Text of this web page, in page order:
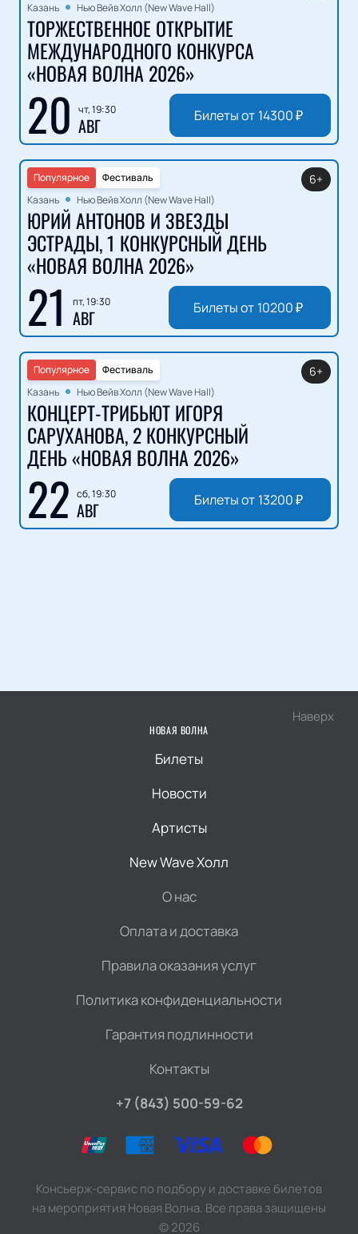
Казань
Нью Вейв Холл (New Wave Hall)
ТОРЖЕСТВЕННОЕ ОТКРЫТИЕ
МЕЖДУНАРОДНОГО КОНКУРСА
«НОВАЯ ВОЛНА 2026»
20 чт, 19:30
АВГ Билеты от 14300₽
Фестиваль
Популярное
Казань
Нью Вейв Холл (New Wave Hall)
ЮРИЙ АНТОНОВ И ЗВЕЗДЫ
ЭСТРАДЫ, 1 КОНКУРСНЫЙ ДЕНЬ
«НОВАЯ ВОЛНА 2026»
21 пт, 19:30
АВГ
6+
Билеты от 10200₽
Фестиваль
Популярное
Казань
Нью Вейв Холл (New Wave Hall)
КОНЦЕРТ-ТРИБЬЮТ ИГОРЯ
САРУХАНОВА, 2 КОНКУРСНЫЙ
ДЕНЬ «НОВАЯ ВОЛНА 2026»
22 сб, 19:30
АВГ
6+
Билеты от 13200₽
Наверх
НОВАЯ ВОЛНА
Билеты
Новости
Артисты
New Wave Холл
О нас
Оплата и доставка
Правила оказания услуг
Политика конфиденциальности
Гарантия подлинности
Контакты
+7 (843) 500-59-62
Консьерж-сервис по подбору и доставке билетов
на мероприятия Новая Волна. Все права защищены
©2026